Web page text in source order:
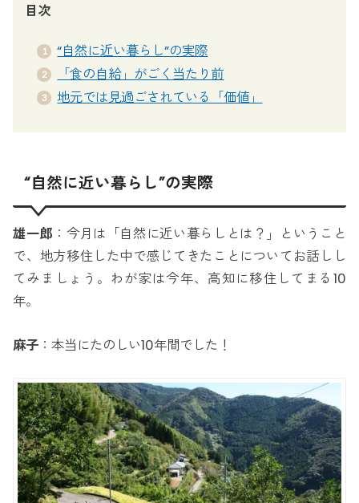
目次
“自然に近い暮らし”の実際
「食の自給」がごく当たり前
地元では見過ごされている「価値」
“自然に近い暮らし”の実際
雄一郎 ：今月は「自然に近い暮らしとは？」ということ
で、地方移住した中で感じてきたことについてお話しし
てみましょう。わが家は今年、高知に移住してまる10
年。
麻子 ：本当にたのしい10年間でした！